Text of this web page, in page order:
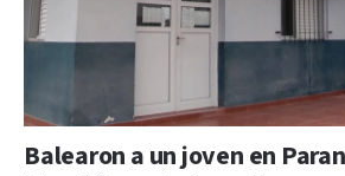
Balearon a un joven en